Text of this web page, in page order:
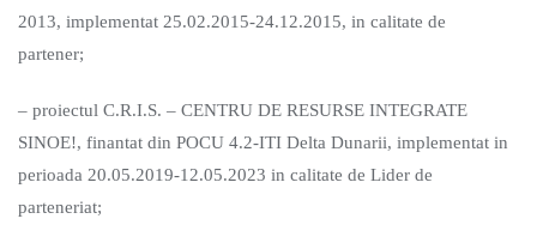
2013, implementat 25.02.2015-24.12.2015, in calitate de
partener;
– proiectul C.R.I.S. – CENTRU DE RESURSE INTEGRATE
SINOE!, finantat din POCU 4.2-ITI Delta Dunarii, implementat in
perioada 20.05.2019-12.05.2023 in calitate de Lider de
parteneriat;